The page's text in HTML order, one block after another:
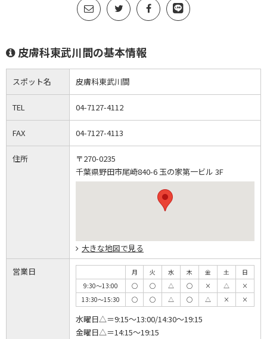
皮膚科東武川間の基本情報
スポット名 皮膚科東武川間
TEL 04-7127-4112
FAX 04-7127-4113
住所
〒270-0235
千葉県野田市尾崎840-6 玉の家第一ビル 3F
大きな地図で見る
営業日 月 火 水 木 金 土
日
9:30～13:00
◯ ◯ △ ◯ × △
×
13:30～15:30
◯ ◯ △ ◯ △ × ×
水曜日△＝9:15～13:00/14:30～19:15
金曜日△＝14:15～19:15